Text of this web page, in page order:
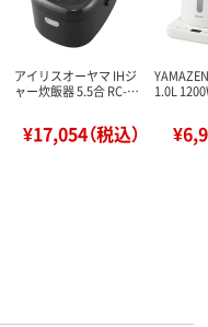
アイリスオーヤマ IHジ
ャー炊飯器 5.5合 RC-…
¥17,054（税込）
1.0L